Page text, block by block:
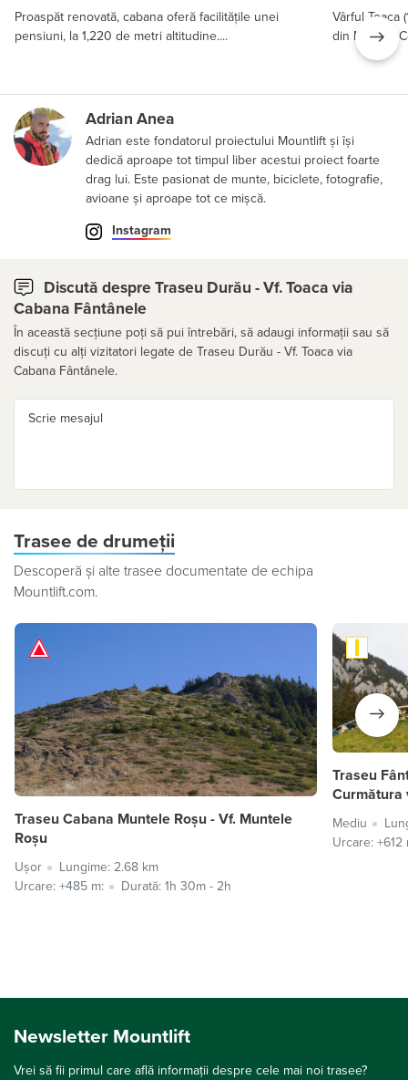
Proaspăt renovată, cabana oferă facilitățile unei
pensiuni, la 1,220 de metri altitudine....
Vârful Toaca
din Masivul
Adrian Anea
Adrian este fondatorul proiectului Mountlift și își
dedică aproape tot timpul liber acestui proiect foarte
drag lui. Este pasionat de munte, biciclete, fotografie,
avioane și aproape tot ce mișcă.
Instagram
Discută despre Traseu Durău - Vf. Toaca via
Cabana Fântânele
În această secțiune poți să pui întrebări, să adaugi informații sau să
discuți cu alți vizitatori legate de Traseu Durău - Vf. Toaca via
Cabana Fântânele.
Scrie mesajul
Trasee de drumeții
Descoperă și alte trasee documentate de echipa
Mountlift.com.
Traseu Cabana Muntele Roșu - Vf. Muntele
Roșu
Ușor
Lungime: 2.68 km
Urcare: +485 m:
Durată: 1h 30m - 2h
Traseu
Curmătura
Mediu
Urcare: +612
Newsletter Mountlift
Vrei să fii primul care află informații despre cele mai noi trasee?